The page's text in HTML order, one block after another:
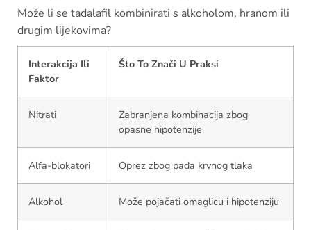
Može li se tadalafil kombinirati s alkoholom, hranom ili
drugim lijekovima?
Interakcija Ili
Faktor
Što To Znači U Praksi
Nitrati
Zabranjena kombinacija zbog
opasne hipotenzije
Alfa-blokatori Oprez zbog pada krvnog tlaka
Alkohol Može pojačati omaglicu i hipotenziju